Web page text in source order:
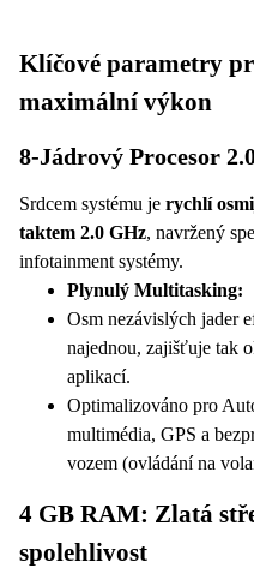
Klíčové parametry
maximální výkon
8-Jádrový Procesor
Srdcem systému je rychlí
taktem 2.0 GHz, navržený
infotainment systémy.
Plynulý Multitasking:
Osm nezávislých jader
najednou, zajišťuje tak
aplikací.
Optimalizováno pro
multimédia, GPS a
vozem (ovládání na
4 GB RAM: Zlatá
spolehlivost
Sygic, Here atd..)
WIFI + 4G LTE pro
Nový 10.1 palcový
K rádiu lze připojit
tuner, DAB, OBD,
Rádio přehrává hudbu,
Mirrorlink
DUALZONE ,
poslouchat hudbu.
Zobrazuje informace o
Možnost vložení Sim
PODPORA
ZAPOJENÍ